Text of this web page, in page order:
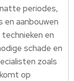
periodes,
en aanbouwen
en
schade en
zoals
op